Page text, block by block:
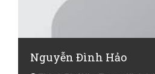
Nguyễn Đình Hảo